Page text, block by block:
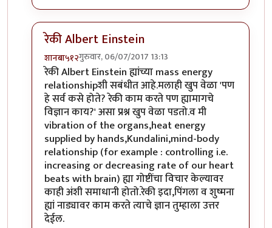
रेकी Albert Einstein
शानबा५१२गुरुवार, 06/07/2017 13:13
In reply toप्लसिबोbyउपाशी बोका
रेकी Albert Einstein ह्यांच्या mass energy
relationshipशी सबंधीत आहे.मलाही खुप वेळा 'पण
हे सर्व कसे होते? रेकी काम करते पण ह्यामागचे
विज्ञान काय?' असा प्रश्न खुप वेळा पडतो.व मी
vibration of the organs,heat energy
supplied by hands,Kundalini,mind-body
relationship (for example : controlling i.e.
increasing or decreasing rate of our heart
beats with brain) ह्या गोष्टींचा विचार केल्यावर
काही अंशी समाधानी होतो.रेकी इदा,पिंगला व शुष्मना
ह्यां नाड्यावर काम करते त्याचे ज्ञान तुम्हाला उत्तर
देईल.